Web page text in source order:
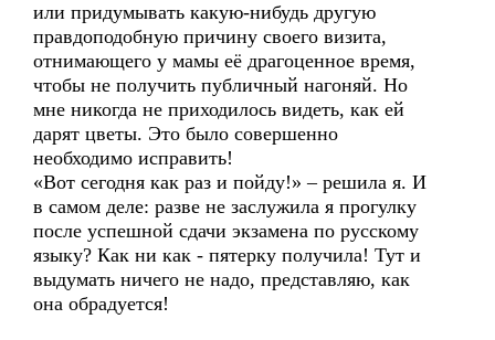
или придумывать какую-нибудь другую
правдоподобную причину своего визита,
отнимающего у мамы её драгоценное время,
чтобы не получить публичный нагоняй. Но
мне никогда не приходилось видеть, как ей
дарят цветы. Это было совершенно
необходимо исправить!
«Вот сегодня как раз и пойду!» – решила я. И
в самом деле: разве не заслужила я прогулку
после успешной сдачи экзамена по русскому
языку? Как ни как - пятерку получила! Тут и
выдумать ничего не надо, представляю, как
она обрадуется!